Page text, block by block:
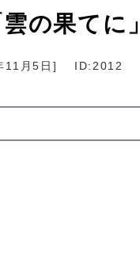
の果てに」
11月5日 ] ID:2012